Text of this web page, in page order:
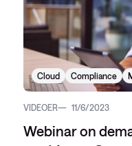
Cloud Compliance
VIDEOER 11/6/2023
Webinar on